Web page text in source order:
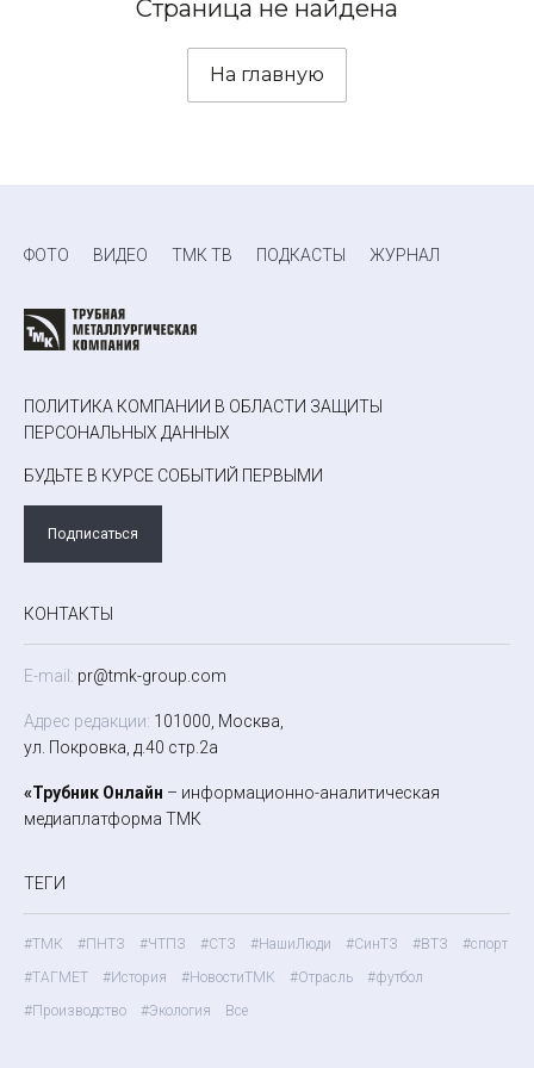
Страница не найдена
На главную
ФОТО ВИДЕО ТМК ТВ ПОДКАСТЫ ЖУРНАЛ
ПОЛИТИКА КОМПАНИИ В ОБЛАСТИ ЗАЩИТЫ
ПЕРСОНАЛЬНЫХ ДАННЫХ
БУДЬТЕ В КУРСЕ СОБЫТИЙ ПЕРВЫМИ
Подписаться
КОНТАКТЫ
E-mail: pr@tmk-group.com
Адрес редакции: 101000, Москва,
ул. Покровка, д.40 стр.2а
«Трубник Онлайн – информационно-аналитическая
медиаплатформа ТМК
ТЕГИ
#ТМК #ПНТЗ #ЧТПЗ #СТЗ #НашиЛюди #СинТЗ #ВТЗ
#спорт
#ТАГМЕТ
#История #НовостиТМК #Отрасль
#футбол
#Производство
#Экология Все